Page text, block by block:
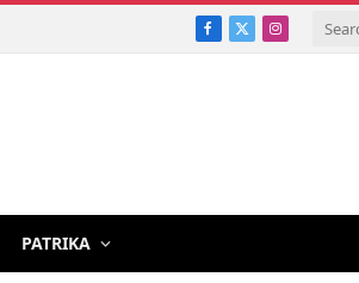
Facebook
X
Instagram
PATRIKA